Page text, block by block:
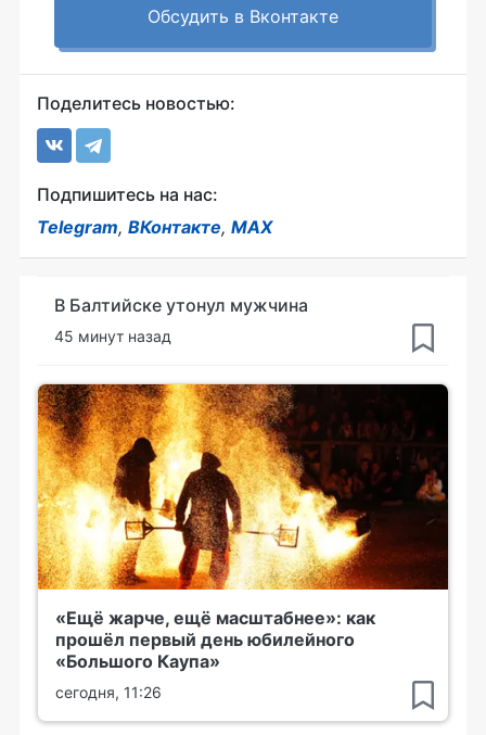
Обсудить в Вконтакте
Поделитесь новостью:
Подпишитесь на нас:
Telegram, ВКонтакте, MAX
В Балтийске утонул мужчина
45 минут назад
«Ещё жарче, ещё масштабнее»: как
прошёл первый день юбилейного
«Большого Каупа»
сегодня, 11:26